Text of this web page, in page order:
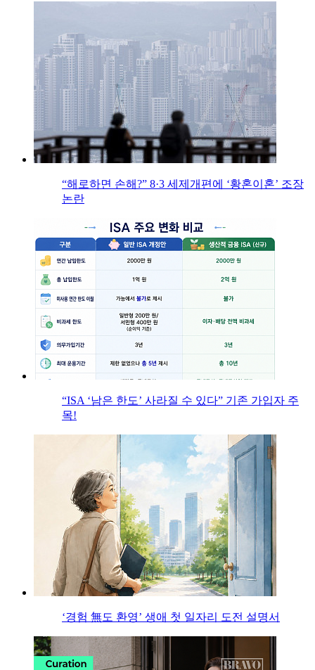
“해로하면 손해?” 8·3 세제개편에 ‘황혼이혼’ 조장
논란
“ISA ‘남은 한도’ 사라질 수 있다” 기존 가입자 주
목!
‘경험 無도 환영’ 생애 첫 일자리 도전 설명서